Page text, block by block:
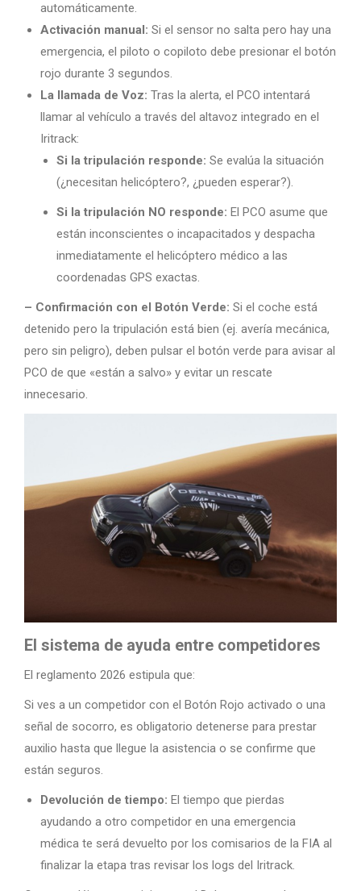
automáticamente.
Activación manual: Si el sensor no salta pero hay una
emergencia, el piloto o copiloto debe presionar el botón
rojo durante 3 segundos.
La llamada de Voz: Tras la alerta, el PCO intentará
llamar al vehículo a través del altavoz integrado en el
Iritrack:
Si la tripulación responde: Se evalúa la situación
(¿necesitan helicóptero?, ¿pueden esperar?).
Si la tripulación NO responde: El PCO asume que
están inconscientes o incapacitados y despacha
inmediatamente el helicóptero médico a las
coordenadas GPS exactas.
– Confirmación con el Botón Verde: Si el coche está
detenido pero la tripulación está bien (ej. avería mecánica,
pero sin peligro), deben pulsar el botón verde para avisar al
PCO de que «están a salvo» y evitar un rescate
innecesario.
El sistema de ayuda entre competidores
El reglamento 2026 estipula que:
Si ves a un competidor con el Botón Rojo activado o una
señal de socorro, es obligatorio detenerse para prestar
auxilio hasta que llegue la asistencia o se confirme que
están seguros.
Devolución de tiempo: El tiempo que pierdas
ayudando a otro competidor en una emergencia
médica te será devuelto por los comisarios de la FIA al
finalizar la etapa tras revisar los logs del Iritrack.